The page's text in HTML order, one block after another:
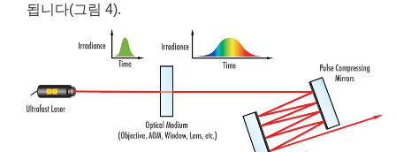
됩니다(그림 4).